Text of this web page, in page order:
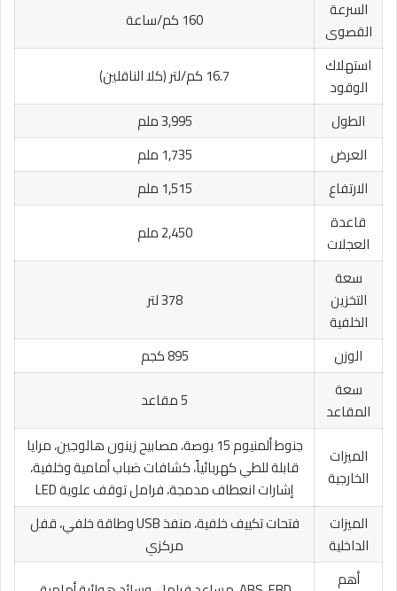
السرعة
القصوى
160 كم/ساعة
استهلاك
الوقود
16.7 كم/لتر (كلا الناقلين)
الطول
3,995 ملم
العرض
1,735 ملم
الارتفاع
1,515 ملم
قاعدة
العجلات
2,450 ملم
سعة
التخزين
الخلفية
378 لتر
الوزن
895 كجم
سعة
المقاعد
5 مقاعد
الميزات
الخارجية
جنوط ألمنيوم 15 بوصة، مصابيح زينون هالوجين، مرايا
قابلة للطي كهربائياً، كشافات ضباب أمامية وخلفية،
إشارات انعطاف مدمجة، فرامل توقف علوية LED
الميزات
الداخلية
فتحات تكييف خلفية، منفذ USB وطاقة خلفي، قفل
مركزي
أهم